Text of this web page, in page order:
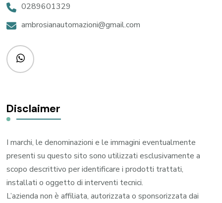
0289601329
ambrosianautomazioni@gmail.com
Disclaimer
I marchi, le denominazioni e le immagini eventualmente
presenti su questo sito sono utilizzati esclusivamente a
scopo descrittivo per identificare i prodotti trattati,
installati o oggetto di interventi tecnici.
L’azienda non è affiliata, autorizzata o sponsorizzata dai